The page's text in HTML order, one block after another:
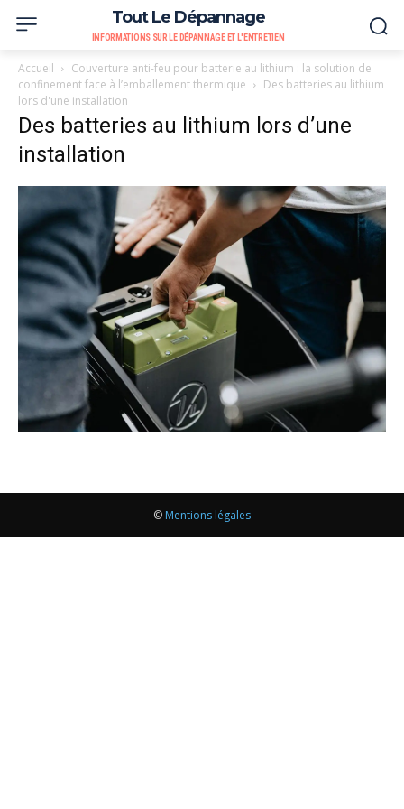
Tout Le Dépannage
INFORMATIONS SUR LE DÉPANNAGE ET L'ENTRETIEN
Accueil
Couverture anti-feu pour batterie au lithium : la solution de
confinement face à l’emballement thermique
Des batteries au lithium
lors d'une installation
Des batteries au lithium lors d’une
installation
© Mentions légales